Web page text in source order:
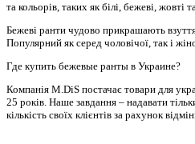
та кольорів, таких як білі, бежеві, жовті
Бежеві ранти чудово прикрашають
Популярний як серед чоловічої, так і
Где купить бежевые ранты в Украине?
Компанія M.DiS постачає товари для
25 років. Наше завдання – надавати
кількість своїх клієнтів за рахунок